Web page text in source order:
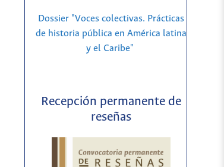
Dossier "Voces colectivas. Prácticas
de historia pública en América latina
y el Caribe"
Recepción permanente de
reseñas